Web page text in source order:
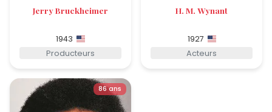
Jerry Bruckheimer
1943
Producteurs
H. M. Wynant
1927
Acteurs
86 ans